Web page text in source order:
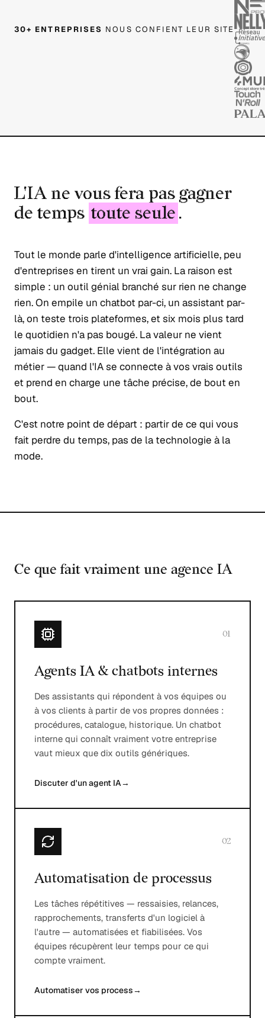
30+ ENTREPRISES NOUS CONFIENT LEUR SITE
L'IA ne vous fera pas gagner
de temps toute seule.
Tout le monde parle d'intelligence artificielle, peu
d'entreprises en tirent un vrai gain. La raison est
simple : un outil génial branché sur rien ne change
rien. On empile un chatbot par-ci, un assistant par-
là, on teste trois plateformes, et six mois plus tard
le quotidien n'a pas bougé. La valeur ne vient
jamais du gadget. Elle vient de l'intégration au
métier — quand l'IA se connecte à vos vrais outils
et prend en charge une tâche précise, de bout en
bout.
C'est notre point de départ : partir de ce qui vous
fait perdre du temps, pas de la technologie à la
mode.
Ce que fait vraiment une agence IA
01
Agents IA & chatbots internes
Des assistants qui répondent à vos équipes ou
à vos clients à partir de vos propres données :
procédures, catalogue, historique. Un chatbot
interne qui connaît vraiment votre entreprise
vaut mieux que dix outils génériques.
Discuter d'un agent IA→
02
Automatisation de processus
Les tâches répétitives — ressaisies, relances,
rapprochements, transferts d'un logiciel à
l'autre — automatisées et fiabilisées. Vos
équipes récupèrent leur temps pour ce qui
compte vraiment.
Automatiser vos process→